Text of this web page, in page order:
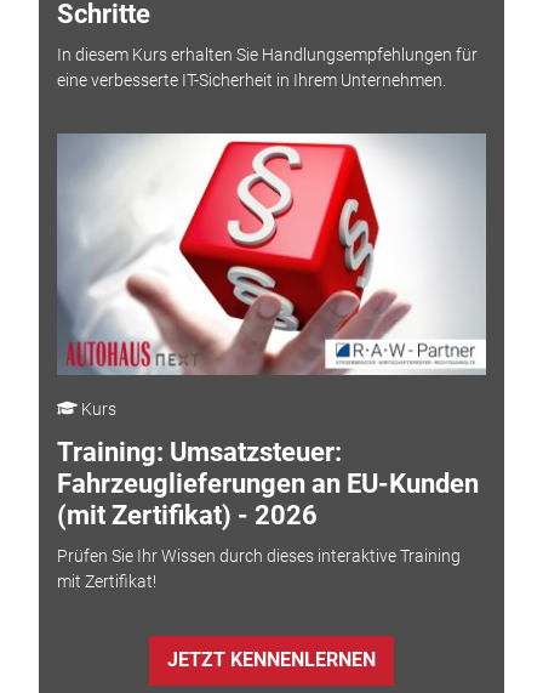
Schritte
In diesem Kurs erhalten Sie Handlungsempfehlungen für
eine verbesserte IT-Sicherheit in Ihrem Unternehmen.
Kurs
Training: Umsatzsteuer:
Fahrzeuglieferungen an EU-Kunden
(mit Zertifikat) - 2026
Prüfen Sie Ihr Wissen durch dieses interaktive Training
mit Zertifikat!
JETZT KENNENLERNEN